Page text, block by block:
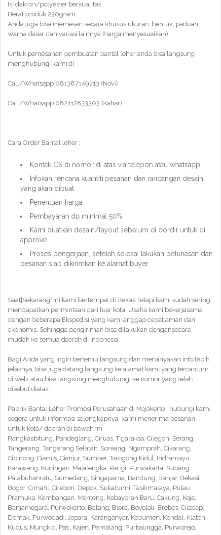
Isi dakron/polyester berkualitas
Berat produk 230gram
Anda juga bisa memesan secara khusus ukuran, bentuk, paduan
warna dasar dan variasi lainnya (harga menyesuaikan)
Untuk pemesanan pembuatan bantal leher anda bisa langsung
menghubungi kami di
Call/Whatsapp 081387149713 (Novi)
Call/Whatsapp 082112833303 (Kahar)
Cara Order Bantal leher ;
Kontak CS di nomor di atas via telepon atau whatsapp
Infokan rencana kuantiti pesanan dan rancangan desain
yang akan dibuat
Penentuan harga
Pembayaran dp minimal 50%
Kami buatkan desain/layout sebelum di bordir untuk di
approve
Proses pengerjaan, setelah selesai lakukan pelunasan dan
pesanan siap dikirimkan ke alamat buyer
Saat|Sekarang} ini kami bertempat di Bekasi tetapi kami sudah sering
mendapatkan permintaan dari luar kota. Usaha kami bekerjasama
dengan beberapa Ekspedisi yang kami anggap cepat,aman dan
ekonomis. Sehingga pengiriman bisa dilakukan dengansecara
mudah ke semua daerah di Indonesia.
Bagi Anda yang ingin bertemu langsung dan menanyakan info lebih
jelasnya, bisa juga datang langsung ke alamat kami yang tercantum
di web. atau bisa langsung menghubungi ke nomor yang telah
disebut diatas.
Pabrik Bantal Leher Promosi Perusahaan di Mojokerto , hubungi kami
segera untuk informasi selengkapnya. kami menerima pesanan
untuk kota/ daerah di bawah ini
Rangkasbitung, Pandeglang, Ciruas, Tigaraksa, Cilegon, Serang,
Tangerang, Tangerang Selatan, Soreang, Ngamprah, Cikarang,
Cibinong, Ciamis, Cianjur, Sumber, Tarogong Kidul, Indramayu,
Karawang, Kuningan, Majalengka, Parigi, Purwakarta, Subang,
Palabuhanratu, Sumedang, Singaparna, Bandung, Banjar, Bekasi,
Bogor, Cimahi, Cirebon, Depok, Sukabumi, Tasikmalaya, Pulau
Pramuka, Kembangan, Menteng, Kebayoran Baru, Cakung, Koja,
Banjarnegara, Purwokerto, Batang, Blora, Boyolali, Brebes, Cilacap,
Demak, Purwodadi, Jepara, Karanganyar, Kebumen, Kendal, Klaten,
Kudus, Mungkid, Pati, Kajen, Pemalang, Purbalingga, Purworejo,